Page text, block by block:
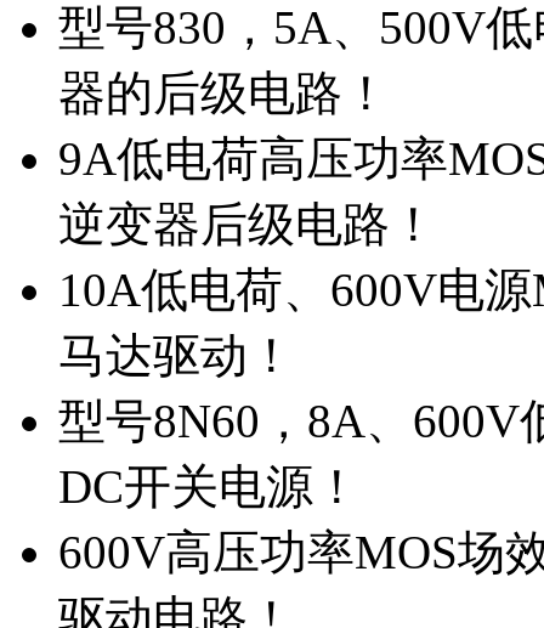
型号830，5A、500V
器的后级电路！
9A低电荷高压功率
逆变器后级电路！
10A低电荷、600V电
马达驱动！
型号8N60，8A、
DC开关电源！
600V高压功率MOS场